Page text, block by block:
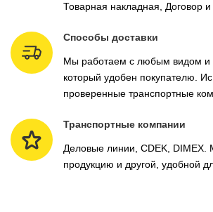
Товарная накладная, Договор
Способы доставки
Мы работаем с любым видом и
который удобен покупателю.
проверенные транспортные
Транспортные компании
Деловые линии, CDEK, DIMEX.
продукцию и другой, удобной